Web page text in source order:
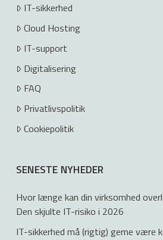
IT-sikkerhed
Cloud Hosting
IT-support
Digitalisering
FAQ
Privatlivspolitik
Cookiepolitik
SENESTE NYHEDER
Hvor længe kan din virksomhed
Den skjulte IT-risiko i 2026
IT-sikkerhed må (rigtig) gerne være